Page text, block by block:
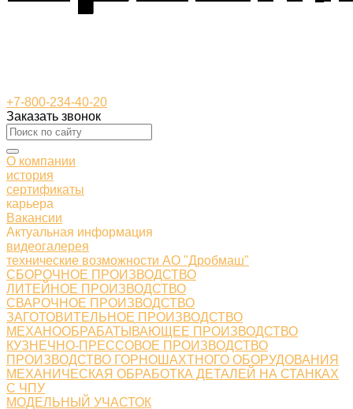
+7-800-234-40-20
Заказать звонок
О компании
история
сертификаты
карьера
Вакансии
Актуальная информация
видеогалерея
технические возможности АО "Дробмаш"
СБОРОЧНОЕ ПРОИЗВОДСТВО
ЛИТЕЙНОЕ ПРОИЗВОДСТВО
СВАРОЧНОЕ ПРОИЗВОДСТВО
ЗАГОТОВИТЕЛЬНОЕ ПРОИЗВОДСТВО
МЕХАНООБРАБАТЫВАЮЩЕЕ ПРОИЗВОДСТВО
КУЗНЕЧНО-ПРЕССОВОЕ ПРОИЗВОДСТВО
ПРОИЗВОДСТВО ГОРНОШАХТНОГО ОБОРУДОВАНИЯ
МЕХАНИЧЕСКАЯ ОБРАБОТКА ДЕТАЛЕЙ НА СТАНКАХ
С ЧПУ
МОДЕЛЬНЫЙ УЧАСТОК